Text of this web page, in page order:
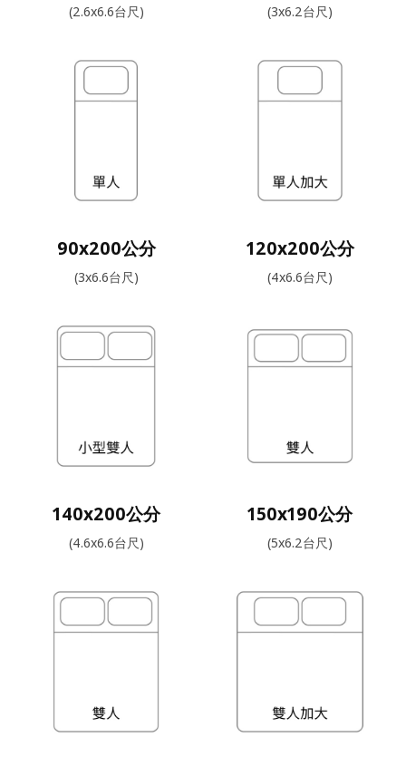
(2.6x6.6台尺) (3x6.2台尺)
90x200公分
(3x6.6台尺)
120x200公分
(4x6.6台尺)
140x200公分
(4.6x6.6台尺)
150x190公分
(5x6.2台尺)